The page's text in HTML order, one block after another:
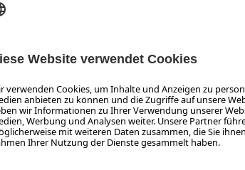
Type 610 oder 997
Type 405
g)